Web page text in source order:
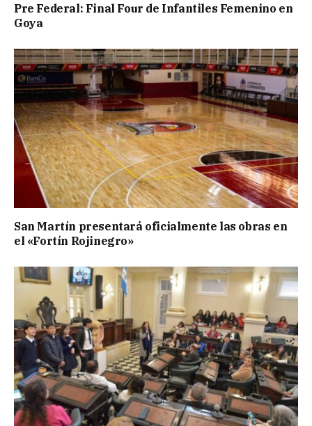
Pre Federal: Final Four de Infantiles Femenino en
Goya
San Martín presentará oficialmente las obras en
el «Fortín Rojinegro»